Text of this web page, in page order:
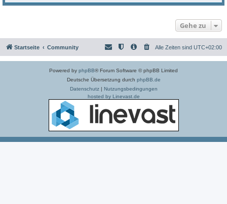
Gehe zu
Startseite Community Alle Zeiten sind UTC+02:00
Powered by phpBB® Forum Software © phpBB Limited
Deutsche Übersetzung durch phpBB.de
Datenschutz| Nutzungsbedingungen
hosted by Linevast.de